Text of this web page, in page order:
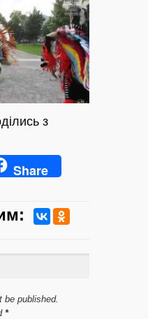
з
Share
be published.
*